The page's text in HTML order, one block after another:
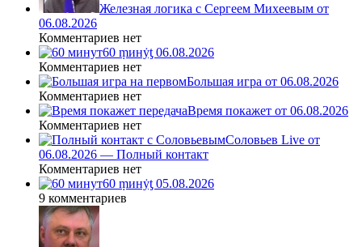
Железная логика с Сергеем Михеевым от
06.08.2026
Комментариев нет
60 ṃинẏƫ 06.08.2026
Комментариев нет
Большая игра от 06.08.2026
Комментариев нет
Время покажет от 06.08.2026
Комментариев нет
Соловьев Live от
06.08.2026 — Полный контакт
Комментариев нет
60 ṃинẏƫ 05.08.2026
9 комментариев